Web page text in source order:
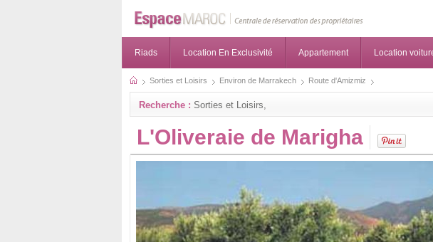
Riads Location En Exclusivité Appartement Location
Sorties et Loisirs Environ de Marrakech Route d'Amizmiz
Recherche : Sorties et Loisirs,
L'Oliveraie de Marigha